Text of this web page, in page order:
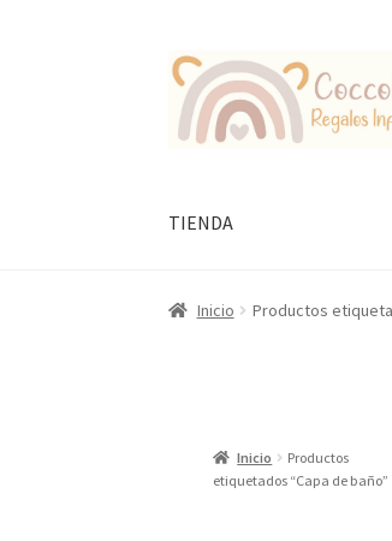
Ir
la
Ir
al
contenido
TIENDA
Inicio Productos
Inicio
Productos
etiquetados “Capa de baño”